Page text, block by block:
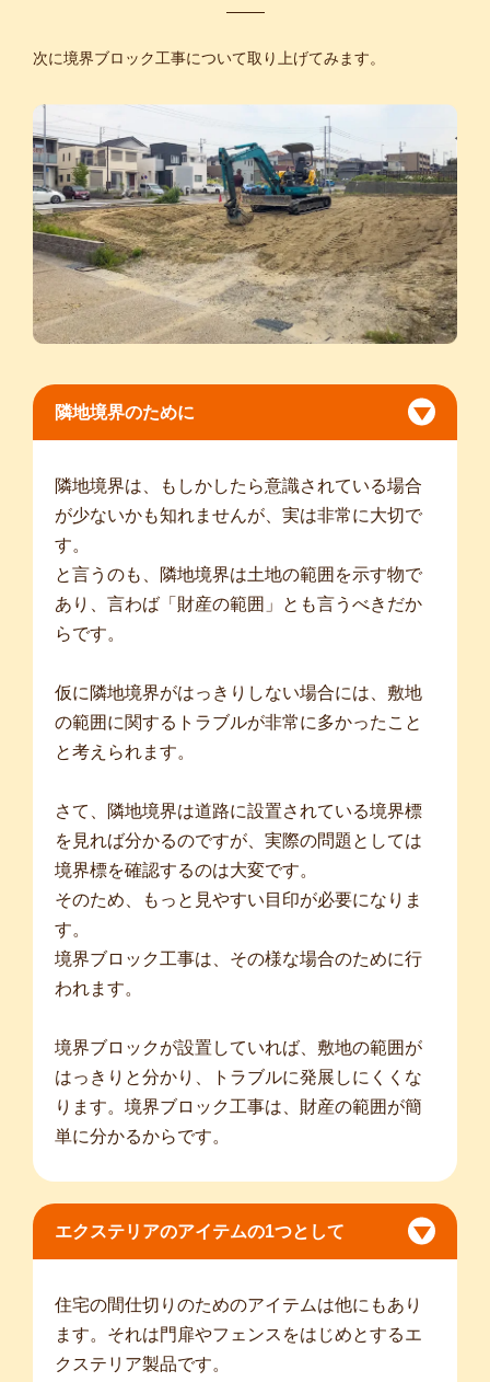
次に境界ブロック工事について取り上げてみます。
隣地境界のために
隣地境界は、もしかしたら意識されている場合
が少ないかも知れませんが、実は非常に大切で
す。
と言うのも、隣地境界は土地の範囲を示す物で
あり、言わば「財産の範囲」とも言うべきだか
らです。
仮に隣地境界がはっきりしない場合には、敷地
の範囲に関するトラブルが非常に多かったこと
と考えられます。
さて、隣地境界は道路に設置されている境界標
を見れば分かるのですが、実際の問題としては
境界標を確認するのは大変です。
そのため、もっと見やすい目印が必要になりま
す。
境界ブロック工事は、その様な場合のために行
われます。
境界ブロックが設置していれば、敷地の範囲が
はっきりと分かり、トラブルに発展しにくくな
ります。境界ブロック工事は、財産の範囲が簡
単に分かるからです。
エクステリアのアイテムの1つとして
住宅の間仕切りのためのアイテムは他にもあり
ます。それは門扉やフェンスをはじめとするエ
クステリア製品です。